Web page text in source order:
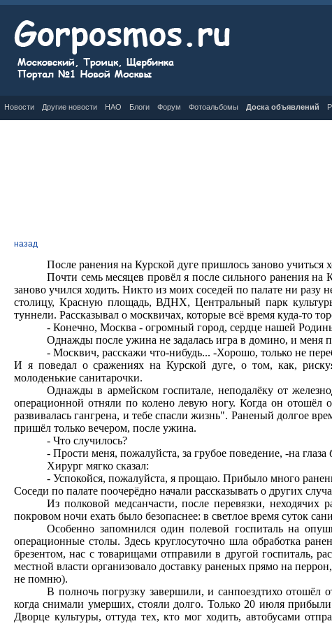
Новости Другие новости НАО Блоги Форум Фотоальбомы Доска объявлений
назад
После ранения на Курской дуге пришлось заново учиться
Почти семь месяцев провёл я после сильного ранения
заново учился ходить. Никто из моих соседей по палате ни
столицу, Красную площадь, ВДНХ, Центральный парк
туннели. Рассказывал о москвичах, которые всё время куда-то
- Конечно, Москва - огромный город, сердце нашей
Однажды после ужина не задалась игра в домино, и меня
- Москвич, расскажи что-нибудь... -Хорошо, только не
И я поведал о сражениях на Курской дуге, о том, как,
молоденькие санитарочки.
Однажды в армейском госпитале, неподалёку от
операционной отняли по колено левую ногу. Когда он отошёл
развивалась гангрена, и тебе спасли жизнь". Раненый долгое
пришёл только вечером, после ужина.
- Что случилось?
- Прости меня, пожалуйста, за грубое поведение, -на глаза
Хирург мягко сказал:
- Успокойся, пожалуйста, я прощаю. Прибыло много
Соседи по палате поочерёдно начали рассказывать о других
Из полковой медсанчасти, после перевязки,
покровом ночи ехать было безопаснее: в светлое время суток
Особенно запомнился один полевой госпиталь на
операционные столы. Здесь круглосуточно шла обработка
брезентом, нас с товарищами отправили в другой госпиталь,
местной власти организовало доставку раненых прямо на
не помню).
В полночь погрузку завершили, и санпоездтихо
когда снимали умерших, стояли долго. Только 20 июля
Дворце культуры, оттуда тех, кто мог ходить, автобусами